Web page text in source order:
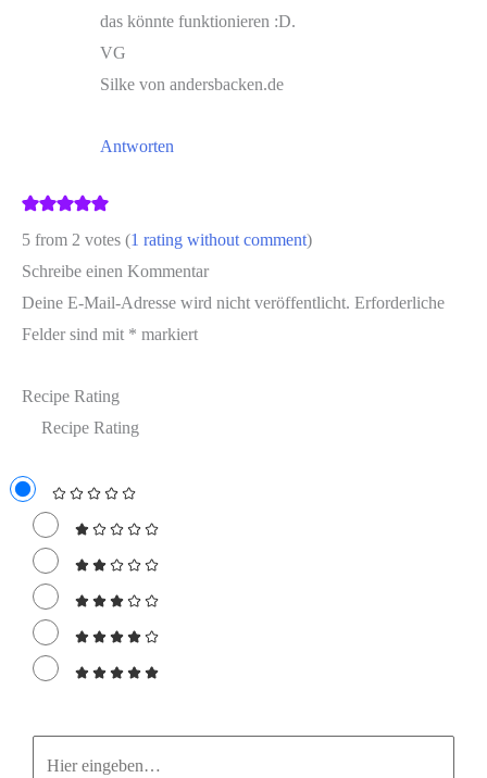
das könnte funktionieren :D.
VG
Silke von andersbacken.de
Antworten
5 from 2 votes (1 rating without comment)
Schreibe einen Kommentar
Deine E-Mail-Adresse wird nicht veröffentlicht. Erforderliche
Felder sind mit * markiert
Recipe Rating
Recipe Rating